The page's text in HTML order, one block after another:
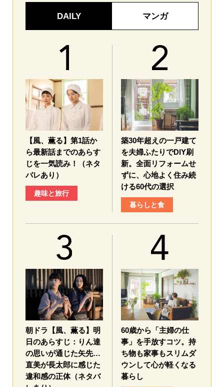
DAILY マンガ
【風、薫る】第1話か
ら最新話までのあらす
じを一気読み！（ネタ
バレあり）
趣味と旅行
築30年超えの一戸建て
を夫婦ふたりでDIY刷
新。全面リフォームせ
ずに、心地よく住み続
ける60代の選択
暮らしと食
朝ドラ【風、薫る】明
日のあらすじ：​りん達
の思いが通じた矢先…
直美が長太郎に感じた
違和感の正体（ネタバ
60歳から「主婦の仕
事」を手放すコツ。持
ち物も家事もスリムダ
ウンして心が軽くなる
暮らし